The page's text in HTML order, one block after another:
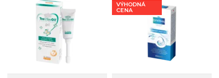
VÝHODNÁ
CENA